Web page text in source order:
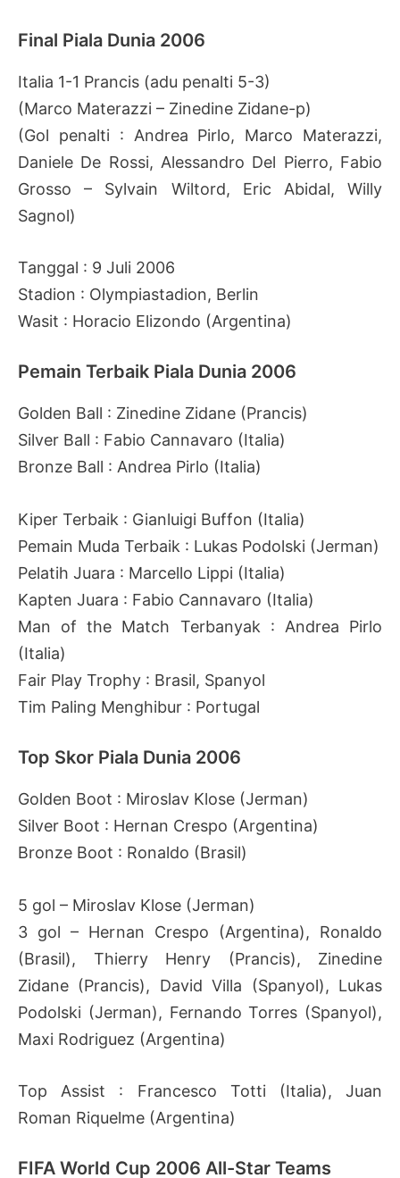
Final Piala Dunia 2006
Italia 1-1 Prancis (adu penalti 5-3)
(Marco Materazzi – Zinedine Zidane-p)
(Gol penalti : Andrea Pirlo, Marco Materazzi,
Daniele De Rossi, Alessandro Del Pierro, Fabio
Grosso – Sylvain Wiltord, Eric Abidal, Willy
Sagnol)
Tanggal : 9 Juli 2006
Stadion : Olympiastadion, Berlin
Wasit : Horacio Elizondo (Argentina)
Pemain Terbaik Piala Dunia 2006
Golden Ball : Zinedine Zidane (Prancis)
Silver Ball : Fabio Cannavaro (Italia)
Bronze Ball : Andrea Pirlo (Italia)
Kiper Terbaik : Gianluigi Buffon (Italia)
Pemain Muda Terbaik : Lukas Podolski (Jerman)
Pelatih Juara : Marcello Lippi (Italia)
Kapten Juara : Fabio Cannavaro (Italia)
Man of the Match Terbanyak : Andrea Pirlo
(Italia)
Fair Play Trophy : Brasil, Spanyol
Tim Paling Menghibur : Portugal
Top Skor Piala Dunia 2006
Golden Boot : Miroslav Klose (Jerman)
Silver Boot : Hernan Crespo (Argentina)
Bronze Boot : Ronaldo (Brasil)
5 gol – Miroslav Klose (Jerman)
3 gol – Hernan Crespo (Argentina), Ronaldo
(Brasil), Thierry Henry (Prancis), Zinedine
Zidane (Prancis), David Villa (Spanyol), Lukas
Podolski (Jerman), Fernando Torres (Spanyol),
Maxi Rodriguez (Argentina)
Top Assist : Francesco Totti (Italia), Juan
Roman Riquelme (Argentina)
FIFA World Cup 2006 All-Star Teams